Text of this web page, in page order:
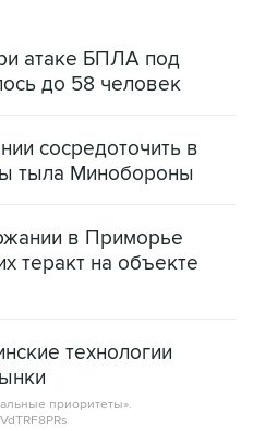
атаке БПЛА под
сосредоточить в
в Приморье
технологии
приоритеты».